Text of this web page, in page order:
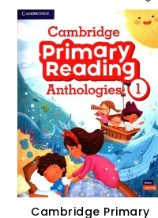
Cambridge Primary